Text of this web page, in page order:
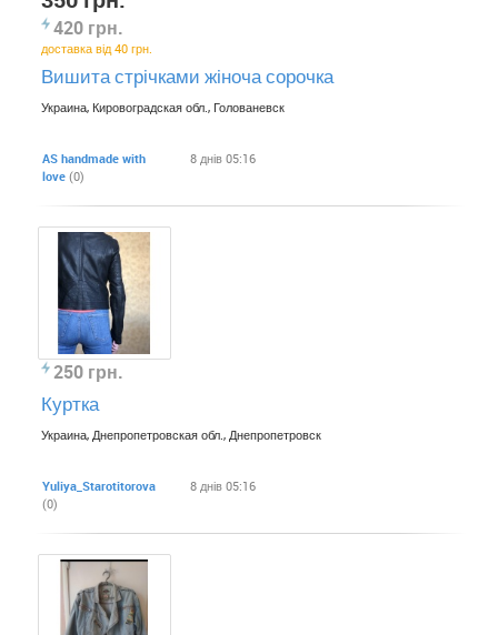
420 грн.
доставка від 40 грн.
Вишита стрічками жіноча сорочка
Украина, Кировоградская обл., Голованевск
AS handmade with
love (0)
8 днів 05:16
250 грн.
Куртка
Украина, Днепропетровская обл., Днепропетровск
Yulіya_Starotіtorova
(0)
8 днів 05:16